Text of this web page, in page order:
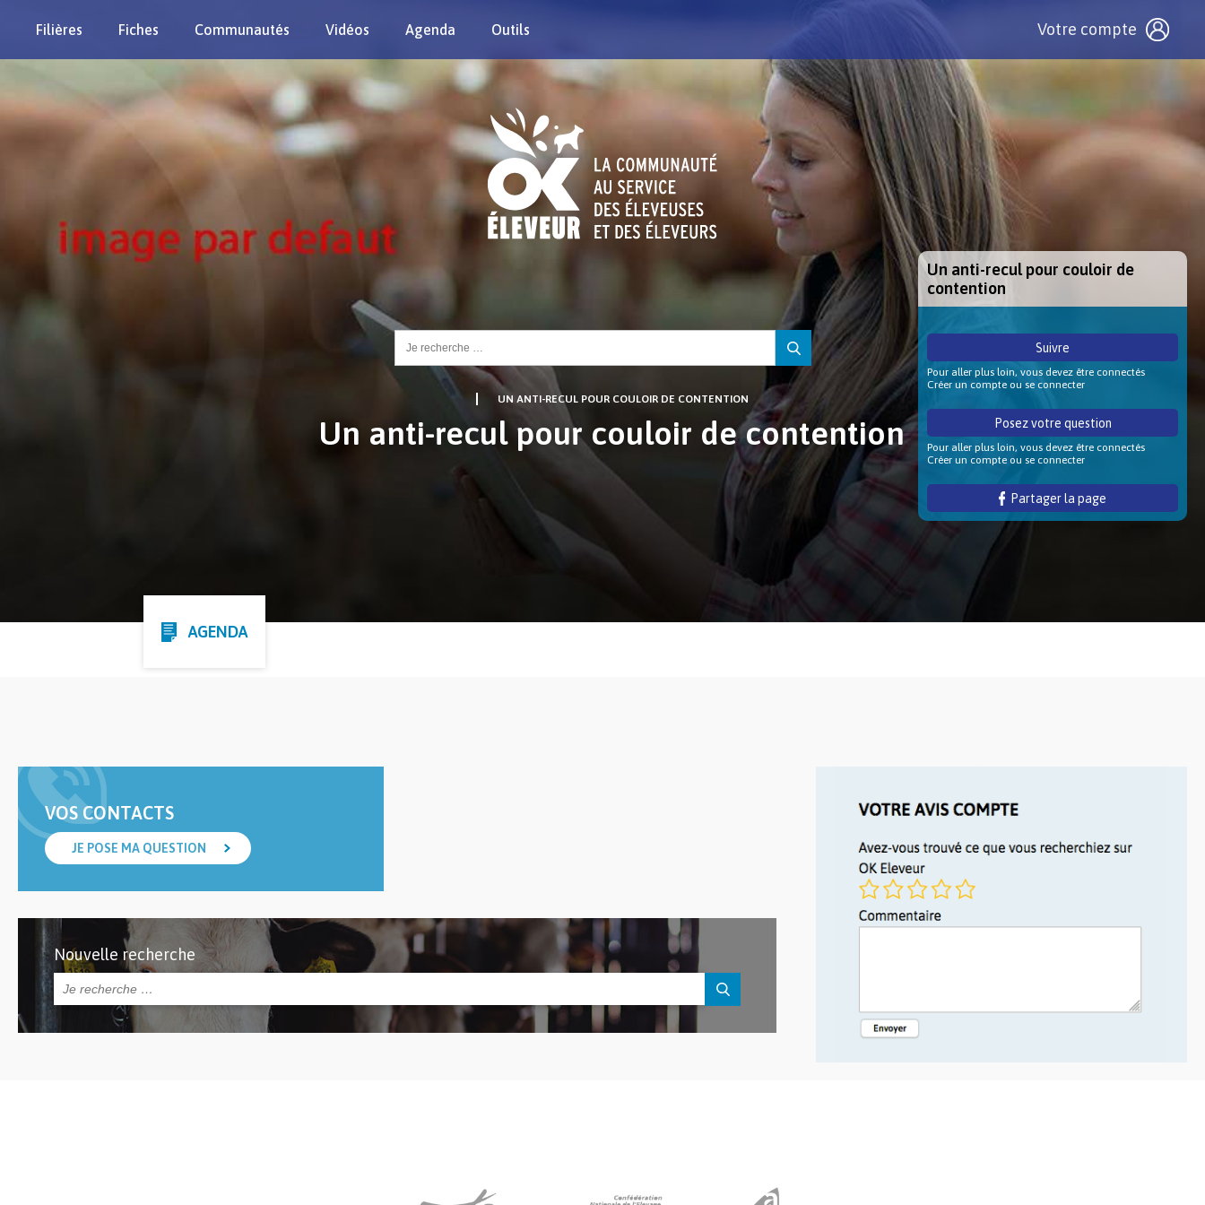
Filières Fiches Communautés Vidéos Agenda Outils Votre compte
Rechercher :
UN ANTI-RECUL POUR COULOIR DE CONTENTION
Un anti-recul pour couloir de contention
AGENDA
VOS CONTACTS
JE POSE MA QUESTION
Nouvelle recherche
Un anti-recul pour couloir de
contention
Suivre
Pour aller plus loin, vous devez être connectés
Créer un compte ou se connecter
Posez votre question
Pour aller plus loin, vous devez être connectés
Créer un compte ou se connecter
Partager la page